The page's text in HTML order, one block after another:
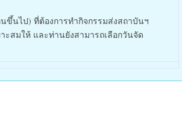
ขึ้นไป) ที่ต้องการทำกิจกรรมส่งสถาบันฯ
ะสมให้ และท่านยังสามารถเลือกวันจัด